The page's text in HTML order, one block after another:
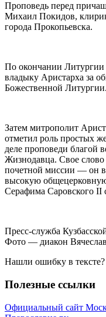
Проповедь перед
Михаил Покидов,
города Прокопьевска.
По окончании Литургии
владыку Аристарха за
Божественной Литургии.
Затем митрополит
отметил роль простых
деле проповеди благой
Жизнодавца. Свое
почетной миссии — он
высокую
Серафима Саровского II
Пресс-служба
Фото — диакон
Нашли ошибку в
Полезные ссылки
Официальный сайт